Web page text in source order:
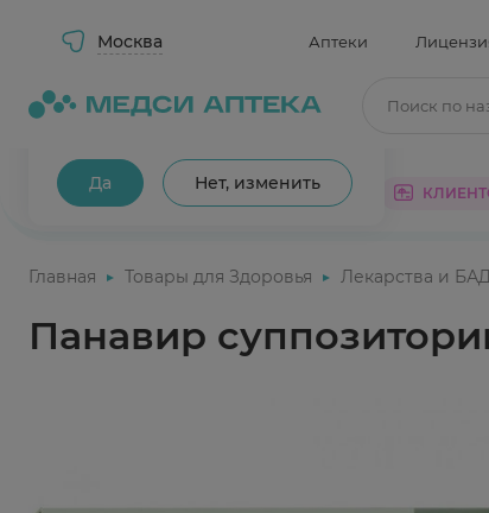
Москва
Ваш город Москва?
Да Нет, изменить
Аптеки
Поиск по
КАТАЛОГ АКЦИИ
Главная Товары для Здоровья Лекарства и
Панавир